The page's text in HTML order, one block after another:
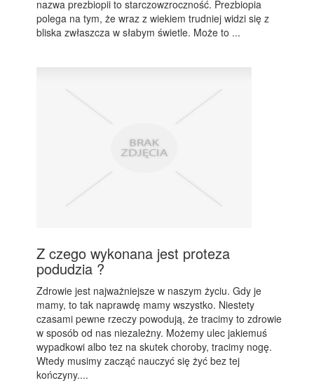
nazwa prezbiopii to starczowzroczność. Prezbiopia
polega na tym, że wraz z wiekiem trudniej widzi się z
bliska zwłaszcza w słabym świetle. Może to ...
Z czego wykonana jest proteza
podudzia ?
Zdrowie jest najważniejsze w naszym życiu. Gdy je
mamy, to tak naprawdę mamy wszystko. Niestety
czasami pewne rzeczy powodują, że tracimy to zdrowie
w sposób od nas niezależny. Możemy ulec jakiemuś
wypadkowi albo tez na skutek choroby, tracimy nogę.
Wtedy musimy zacząć nauczyć się żyć bez tej
kończyny....